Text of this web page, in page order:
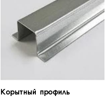
Корытный профиль